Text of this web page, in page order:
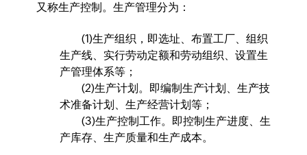
又称生产控制。生产管理分为：
(1)生产组织，即选址、布置工厂、组织
生产线、实行劳动定额和劳动组织、设置生
产管理体系等；
(2)生产计划。即编制生产计划、生产技
术准备计划、生产经营计划等；
(3)生产控制工作。即控制生产进度、生
产库存、生产质量和生产成本。